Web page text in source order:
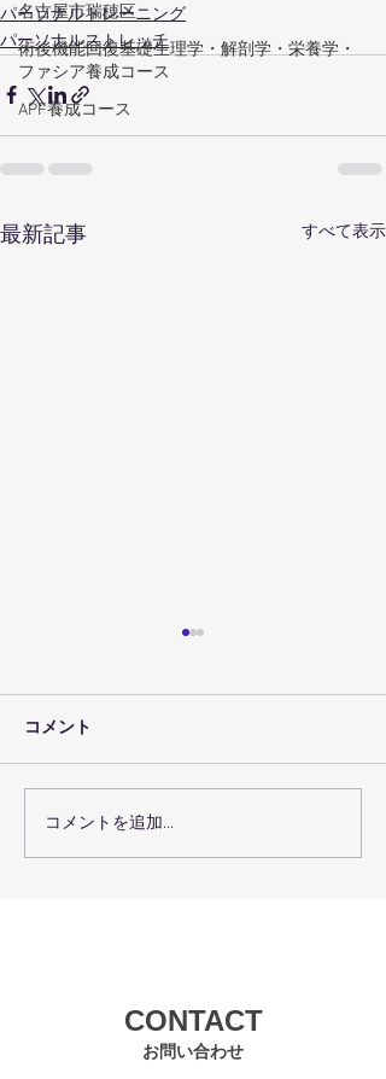
名古屋市瑞穂区
術後機能回復基礎生理学・解剖学・栄養学・
ファシア養成コース
APF養成コース
パーソナルトレーニング
パーソナルストレッチ
最新記事 すべて表示
７月３０日（金）のレッ
スン予定
コメント
コメントを追加…
お問い合わせ
CONTACT